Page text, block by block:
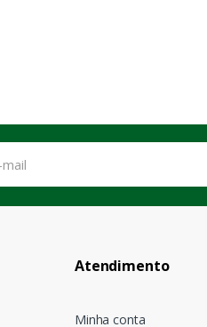
Atendimento
Minha conta